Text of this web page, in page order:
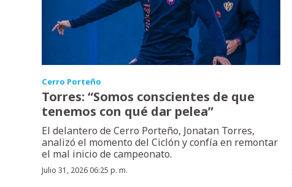
Cerro Porteño
Torres: “Somos conscientes de que
tenemos con qué dar pelea”
El delantero de Cerro Porteño, Jonatan Torres,
analizó el momento del Ciclón y confía en remontar
el mal inicio de campeonato.
Julio 31, 2026 06:25 p. m.